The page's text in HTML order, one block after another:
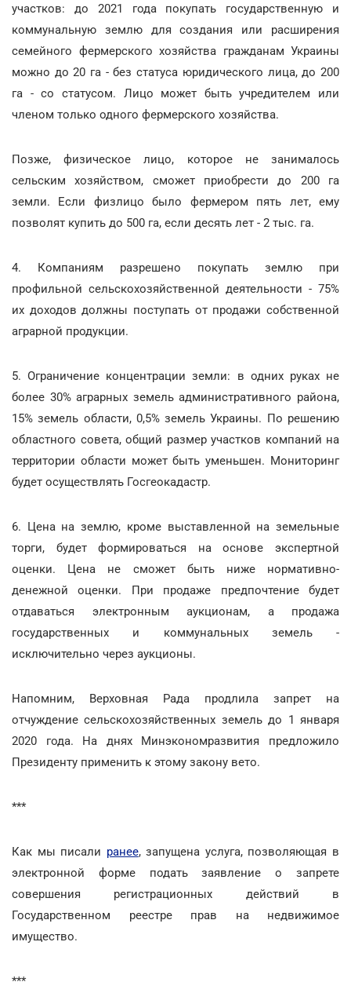
участков: до 2021 года покупать государственную и
коммунальную землю для создания или расширения
семейного фермерского хозяйства гражданам Украины
можно до 20 га - без статуса юридического лица, до 200
га - со статусом. Лицо может быть учредителем или
членом только одного фермерского хозяйства.
Позже, физическое лицо, которое не занималось
сельским хозяйством, сможет приобрести до 200 га
земли. Если физлицо было фермером пять лет, ему
позволят купить до 500 га, если десять лет - 2 тыс. га.
4. Компаниям разрешено покупать землю при
профильной сельскохозяйственной деятельности - 75%
их доходов должны поступать от продажи собственной
аграрной продукции.
5. Ограничение концентрации земли: в одних руках не
более 30% аграрных земель административного района,
15% земель области, 0,5% земель Украины. По решению
областного совета, общий размер участков компаний на
территории области может быть уменьшен. Мониторинг
будет осуществлять Госгеокадастр.
6. Цена на землю, кроме выставленной на земельные
торги, будет формироваться на основе экспертной
оценки. Цена не сможет быть ниже нормативно-
денежной оценки. При продаже предпочтение будет
отдаваться электронным аукционам, а продажа
государственных и коммунальных земель -
исключительно через аукционы.
Напомним, Верховная Рада продлила запрет на
отчуждение сельскохозяйственных земель до 1 января
2020 года. На днях Минэкономразвития предложило
Президенту применить к этому закону вето.
***
Как мы писали ранее, запущена услуга, позволяющая в
электронной форме подать заявление о запрете
совершения регистрационных действий в
Государственном реестре прав на недвижимое
имущество.